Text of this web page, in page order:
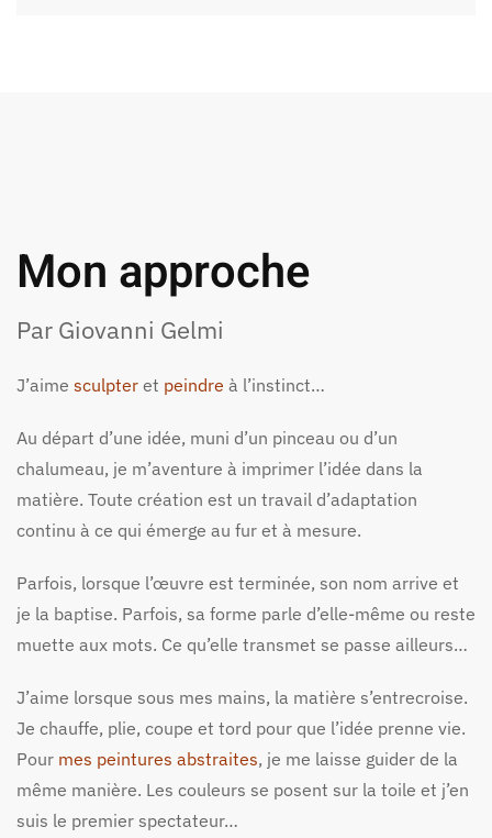
Mon approche
Par Giovanni Gelmi
J’aime sculpter et peindre à l’instinct…
Au départ d’une idée, muni d’un pinceau ou d’un
chalumeau, je m’aventure à imprimer l’idée dans la
matière. Toute création est un travail d’adaptation
continu à ce qui émerge au fur et à mesure.
Parfois, lorsque l’œuvre est terminée, son nom arrive et
je la baptise. Parfois, sa forme parle d’elle-même ou reste
muette aux mots. Ce qu’elle transmet se passe ailleurs…
J’aime lorsque sous mes mains, la matière s’entrecroise.
Je chauffe, plie, coupe et tord pour que l’idée prenne vie.
Pour mes peintures abstraites, je me laisse guider de la
même manière. Les couleurs se posent sur la toile et j’en
suis le premier spectateur…